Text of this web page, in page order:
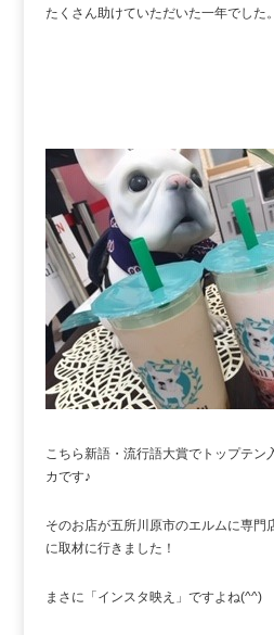
たくさん助けていただいた一年でした。
こちら新語・流行語大賞でトップテン
カです♪
そのお店が五所川原市のエルムに専門
に取材に行きました！
まさに「インスタ映え」ですよね(^^)